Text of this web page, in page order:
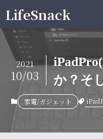
LifeSnack
か？そ
2021
10/03
家電/ガジェット